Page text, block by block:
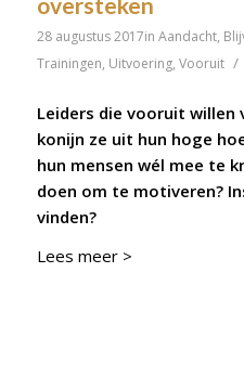
28 augustus 2017in Aandacht,
Trainingen, Uitvoering, Vooruit /
Leiders die vooruit willen
konijn ze uit hun hoge
hun mensen wél mee te
doen om te motiveren?
vinden?
Lees meer >